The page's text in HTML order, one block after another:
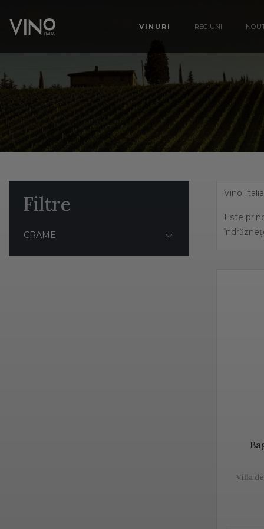
VINURI REGIUNI
Filtre
CRAME
Vino
Este
Despre
Villa